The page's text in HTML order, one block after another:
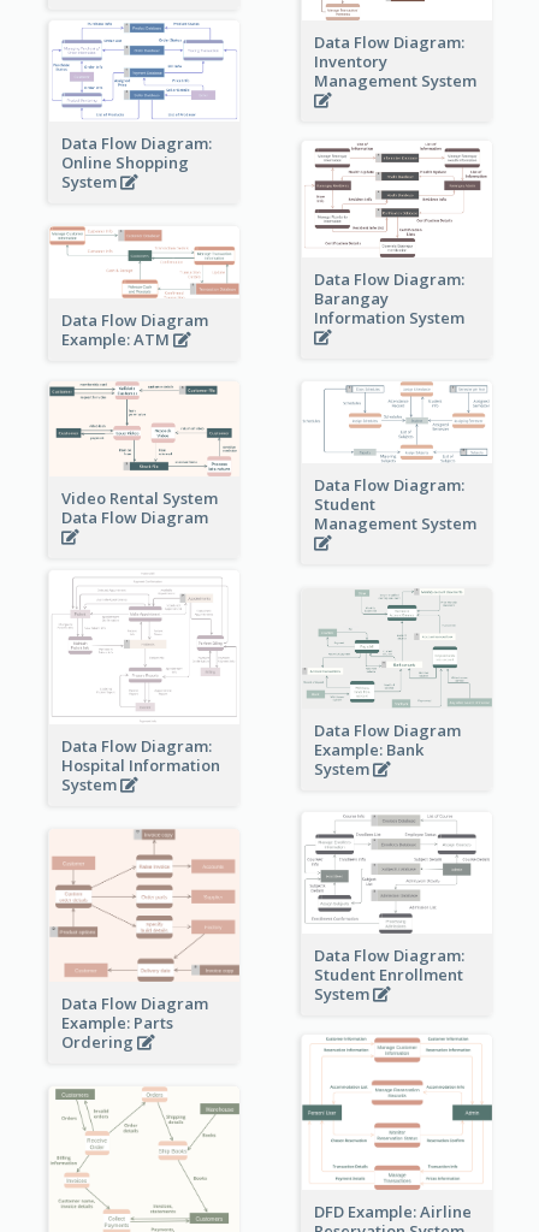
Data Flow Diagram:
Inventory
Management System
Data Flow Diagram:
Online Shopping
System
Data Flow Diagram:
Barangay
Information System
Data Flow Diagram
Example: ATM
Video Rental System
Data Flow Diagram
Data Flow Diagram:
Student
Management System
Data Flow Diagram:
Hospital Information
System
Data Flow Diagram
Example: Bank
System
Data Flow Diagram:
Student Enrollment
System
Data Flow Diagram
Example: Parts
Ordering
DFD Example: Airline